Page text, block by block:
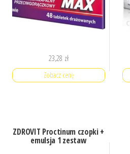
23,28 zł
Zobacz cenę
ZDROVIT Proctinum czopki +
emulsja 1 zestaw